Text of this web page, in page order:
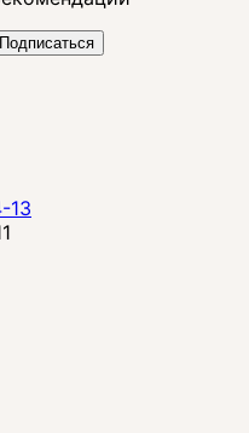
Подписаться
13